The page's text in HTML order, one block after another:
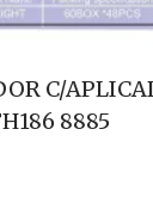
C/
8885